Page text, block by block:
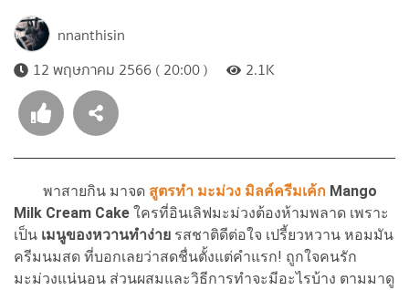
nnanthisin
12 พฤษภาคม 2566 ( 20:00 )
2.1K
พาสายกิน มาจด สูตรทำ มะม่วง มิลค์ครีมเค้ก Mango
Milk Cream Cake ใครที่อินเลิฟมะม่วงต้องห้ามพลาด เพราะ
เป็น เมนูของหวานทำง่าย รสชาติดีต่อใจ เปรี้ยวหวาน หอมมัน
ครีมนมสด ที่บอกเลยว่าสดชื่นตั้งแต่คำแรก! ถูกใจคนรัก
มะม่วงแน่นอน ส่วนผสมและวิธีการทำจะมีอะไรบ้าง ตามมาดู